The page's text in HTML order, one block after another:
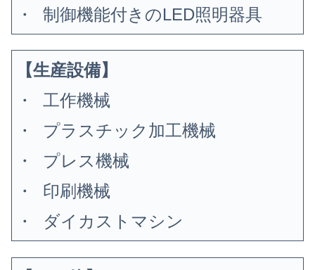
・ 制御機能付きのLED照明器具
【生産設備】
・ 工作機械
・ プラスチック加工機械
・ プレス機械
・ 印刷機械
・ ダイカストマシン